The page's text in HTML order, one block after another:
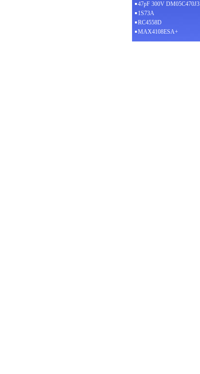
47pF 300V DM05C470J3
1S73A
RC4558D
MAX4108ESA+